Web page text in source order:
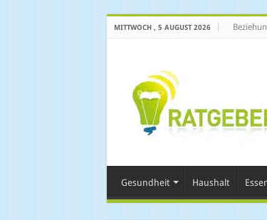
MITTWOCH , 5 AUGUST 2026
Gesundheit Haushalt